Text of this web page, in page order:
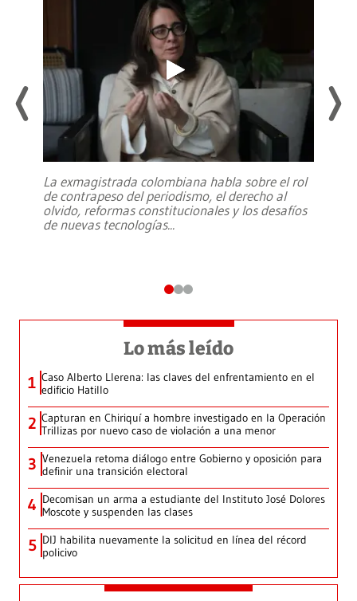
La exmagistrada colombiana habla sobre el rol
de contrapeso del periodismo, el derecho al
olvido, reformas constitucionales y los desafíos
de nuevas tecnologías...
Lo más leído
1 Caso Alberto Llerena: las claves del enfrentamiento en el
edificio Hatillo
2 Capturan en Chiriquí a hombre investigado en la Operación
Trillizas por nuevo caso de violación a una menor
3 Venezuela retoma diálogo entre Gobierno y oposición para
definir una transición electoral
4 Decomisan un arma a estudiante del Instituto José Dolores
Moscote y suspenden las clases
5 DIJ habilita nuevamente la solicitud en línea del récord
policivo